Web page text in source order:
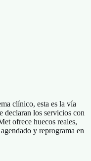
clínico, esta es la vía
declaran los servicios con
ofrece huecos reales,
y reprograma en